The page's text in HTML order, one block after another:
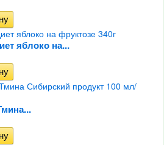
яблоко на...